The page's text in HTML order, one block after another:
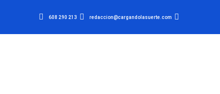
608 290 213 redaccion@cargandolasuerte.com